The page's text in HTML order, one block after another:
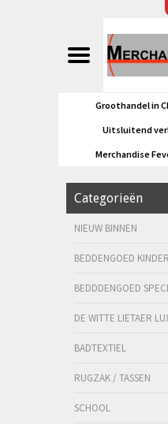
Groothandel in
Uitsluitend
Merchandise
Categorieën
NIEUW BINNEN
BEDDENGOED
BEDDDENGOED
DE WITTE LIETAER
BADTEXTIEL
RUGZAK / TASSEN
SCHOOL